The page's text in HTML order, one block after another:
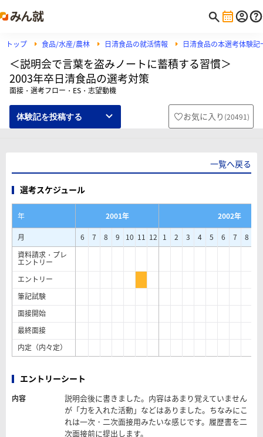
トップ 食品/水産/農林 日清食品の就活情報 日清食品の本選考体験記
＜説明会で言葉を盗みノートに蓄積する習慣＞
2003年卒日清食品の選考対策
面接・選考フロー・ES・志望動機
体験記を投稿する お気に入り (20491)
一覧へ戻る
選考スケジュール
年 2001年
2002年
月
6 7 8 9 10 11 12 1 2 3 4 5 6 7 8
資料請求・プレ
エントリー
エントリー
筆記試験
面接開始
最終面接
内定（内々定）
エントリーシート
内容
説明会後に書きました。内容はあまり覚えていません
が「力を入れた活動」などはありました。ちなみにこ
れは一次・二次面接用みたいな感じです。履歴書を二
次面接前に提出します。